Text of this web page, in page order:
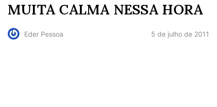
MUITA CALMA NESSA HORA
Eder Pessoa 5 de julho de 2011